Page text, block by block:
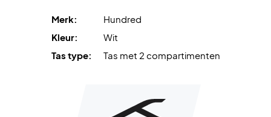
Merk:
Hundred
Kleur:
Wit
Tas type:
Tas met 2 compartimenten